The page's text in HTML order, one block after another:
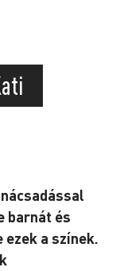
barnát és
a színek.